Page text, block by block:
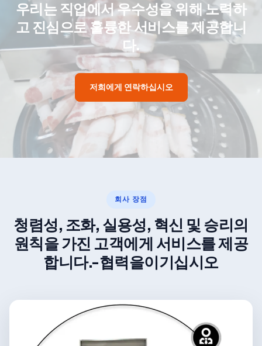
우리는 직업에서 우수성을 위해 노력하
고 진심으로 훌륭한 서비스를 제공합니
다.
저희에게 연락하십시오
회사 장점
청렴성, 조화, 실용성, 혁신 및 승리의
원칙을 가진 고객에게 서비스를 제공
합니다.-협력을이기십시오